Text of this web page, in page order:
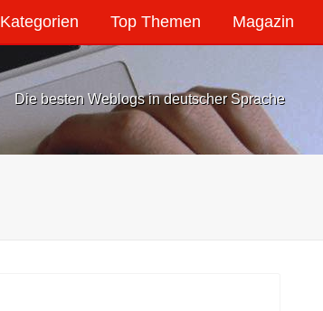
Kategorien Top Themen Magazin
Die besten Weblogs in deutscher Sprache